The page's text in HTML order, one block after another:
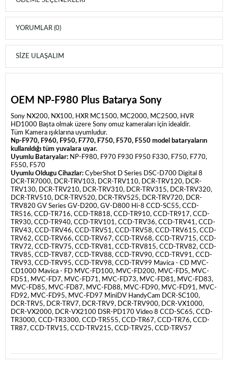
YORUMLAR (0)
SIZE ULAŞALIM
OEM NP-F980 Plus Batarya Sony
Sony NX200, NX100, HXR MC1500, MC2000, MC2500, HVR
HD1000 Başta olmak üzere Sony omuz kameraları için idealdir.
Tüm Kamera ışıklarına uyumludur.
Np-F970, F960, F950, F770, F750, F570, F550 model bataryaların
kullanıldığı tüm yuvalara uyar.
Uyumlu Bataryalar: NP-F980, F970 F930 F950 F330, F750, F770,
F550, F570
Uyumlu Oldugu Cihazlar: CyberShot D Series DSC-D700 Digital 8
DCR-TR7000, DCR-TRV103, DCR-TRV110, DCR-TRV120, DCR-
TRV130, DCR-TRV210, DCR-TRV310, DCR-TRV315, DCR-TRV320,
DCR-TRV510, DCR-TRV520, DCR-TRV525, DCR-TRV720, DCR-
TRV820 GV Series GV-D200, GV-D800 Hi-8 CCD-SC55, CCD-
TR516, CCD-TR716, CCD-TR818, CCD-TR910, CCD-TR917, CCD-
TR930, CCD-TR940, CCD-TRV101, CCD-TRV36, CCD-TRV41, CCD-
TRV43, CCD-TRV46, CCD-TRV51, CCD-TRV58, CCD-TRV615, CCD-
TRV62, CCD-TRV66, CCD-TRV67, CCD-TRV68, CCD-TRV715, CCD-
TRV72, CCD-TRV75, CCD-TRV81, CCD-TRV815, CCD-TRV82, CCD-
TRV85, CCD-TRV87, CCD-TRV88, CCD-TRV90, CCD-TRV91, CCD-
TRV93, CCD-TRV95, CCD-TRV98, CCD-TRV99 Mavica - CD MVC-
CD1000 Mavica - FD MVC-FD100, MVC-FD200, MVC-FD5, MVC-
FD51, MVC-FD7, MVC-FD71, MVC-FD73, MVC-FD81, MVC-FD83,
MVC-FD85, MVC-FD87, MVC-FD88, MVC-FD90, MVC-FD91, MVC-
FD92, MVC-FD95, MVC-FD97 MiniDV HandyCam DCR-SC100,
DCR-TRV5, DCR-TRV7, DCR-TRV9, DCR-TRV900, DCR-VX1000,
DCR-VX2000, DCR-VX2100 DSR-PD170 Video 8 CCD-SC65, CCD-
TR3000, CCD-TR3300, CCD-TR555, CCD-TR67, CCD-TR76, CCD-
TR87, CCD-TRV15, CCD-TRV215, CCD-TRV25, CCD-TRV57